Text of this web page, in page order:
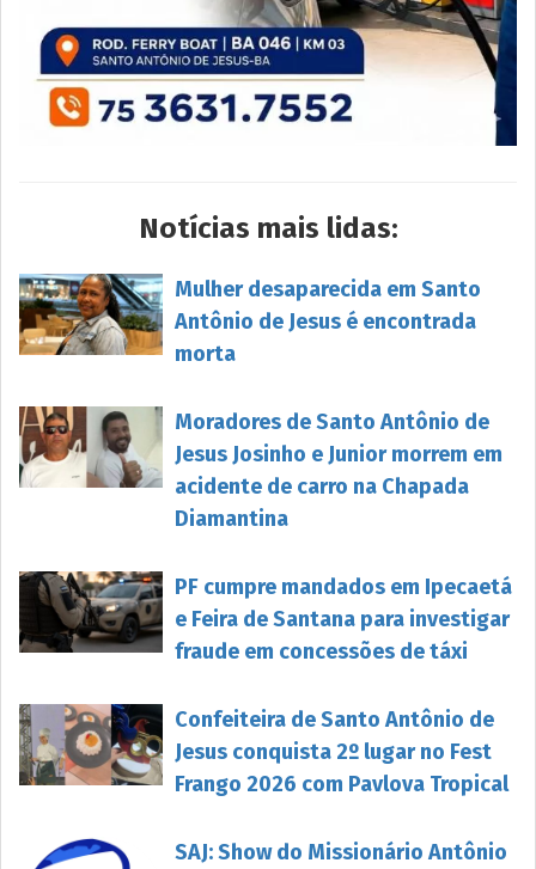
Notícias mais lidas:
Mulher desaparecida em Santo
Antônio de Jesus é encontrada
morta
Moradores de Santo Antônio de
Jesus Josinho e Junior morrem em
acidente de carro na Chapada
Diamantina
PF cumpre mandados em Ipecaetá
e Feira de Santana para investigar
fraude em concessões de táxi
Confeiteira de Santo Antônio de
Jesus conquista 2º lugar no Fest
Frango 2026 com Pavlova Tropical
SAJ: Show do Missionário Antônio